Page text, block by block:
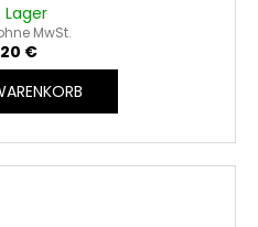
Lager
MwSt.
€